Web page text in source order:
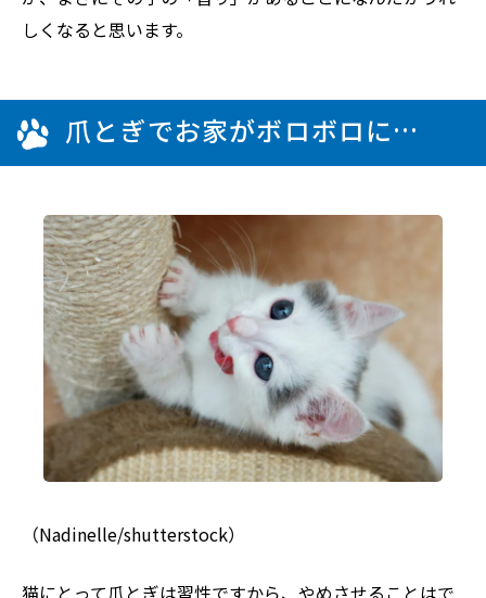
しくなると思います。
爪とぎでお家がボロボロに…
（Nadinelle/shutterstock）